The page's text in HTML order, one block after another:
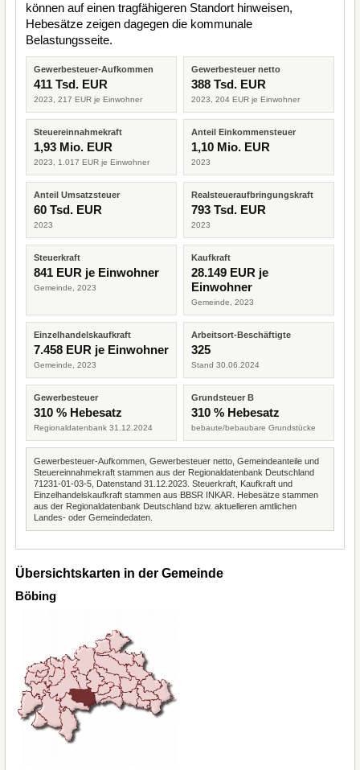
können auf einen tragfähigeren Standort hinweisen,
Hebesätze zeigen dagegen die kommunale
Belastungsseite.
Gewerbesteuer-Aufkommen
411 Tsd. EUR
2023, 217 EUR je Einwohner
Gewerbesteuer netto
388 Tsd. EUR
2023, 204 EUR je Einwohner
Steuereinnahmekraft
1,93 Mio. EUR
2023, 1.017 EUR je Einwohner
Anteil Einkommensteuer
1,10 Mio. EUR
2023
Anteil Umsatzsteuer
60 Tsd. EUR
2023
Realsteueraufbringungskraft
793 Tsd. EUR
2023
Steuerkraft
841 EUR je Einwohner
Gemeinde, 2023
Kaufkraft
28.149 EUR je
Einwohner
Gemeinde, 2023
Einzelhandelskaufkraft
7.458 EUR je Einwohner
Gemeinde, 2023
Arbeitsort-Beschäftigte
325
Stand 30.06.2024
Gewerbesteuer
310 % Hebesatz
Regionaldatenbank 31.12.2024
Grundsteuer B
310 % Hebesatz
bebaute/bebaubare Grundstücke
Gewerbesteuer-Aufkommen, Gewerbesteuer netto, Gemeindeanteile und
Steuereinnahmekraft stammen aus der Regionaldatenbank Deutschland
71231-01-03-5, Datenstand 31.12.2023. Steuerkraft, Kaufkraft und
Einzelhandelskaufkraft stammen aus BBSR INKAR. Hebesätze stammen
aus der Regionaldatenbank Deutschland bzw. aktuelleren amtlichen
Landes- oder Gemeindedaten.
Übersichtskarten in der Gemeinde
Böbing